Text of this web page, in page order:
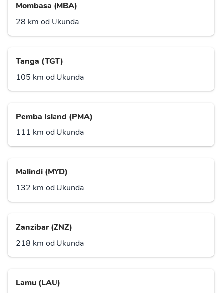
Mombasa (MBA)
28 km od Ukunda
Tanga (TGT)
105 km od Ukunda
Pemba Island (PMA)
111 km od Ukunda
Malindi (MYD)
132 km od Ukunda
Zanzibar (ZNZ)
218 km od Ukunda
Lamu (LAU)